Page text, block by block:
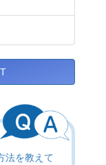
法を教えて